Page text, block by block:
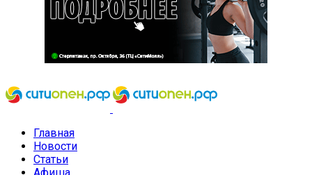
Главная
Новости
Статьи